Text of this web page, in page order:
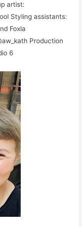
artist:
Styling assistants:
Foxla
Production
6